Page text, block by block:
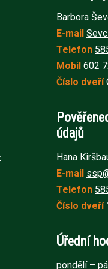
Barbora
E-mail
Telefon
Mobil 602
Číslo dveří
údajů
Hana
E-mail
Telefon
Číslo dveří
Úřední
pondělí –